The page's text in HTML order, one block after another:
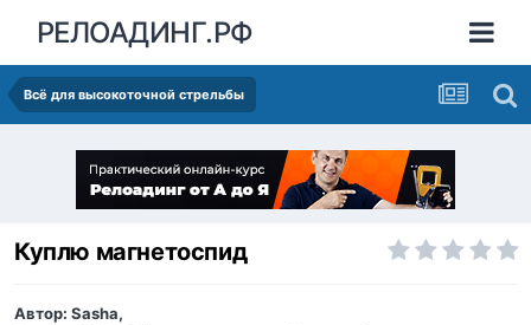
РЕЛОАДИНГ.РФ
Всё для высокоточной стрельбы
Куплю магнетоспид
Автор: Sasha,